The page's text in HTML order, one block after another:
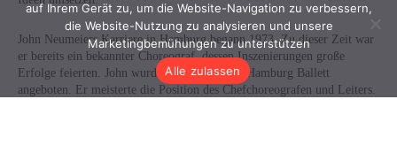
auf Ihrem Gerät zu, um die Website-Navigation zu verbessern,
die Website-Nutzung zu analysieren und unsere
Marketingbemühungen zu unterstützen
Alle zulassen